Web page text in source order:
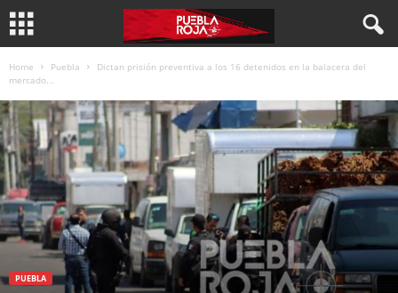
Home Puebla
Dictan prisión preventiva a los 16 detenidos en la balacera del
mercado...
PUEBLA